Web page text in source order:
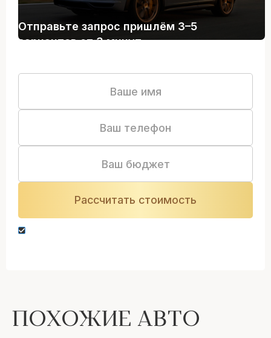
Отправьте запрос пришлём 3–5
вариантов от 3 минут
ПОХОЖИЕ АВТО